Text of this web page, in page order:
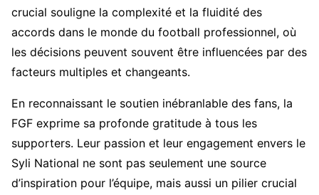
crucial souligne la complexité et la fluidité des
accords dans le monde du football professionnel, où
les décisions peuvent souvent être influencées par des
facteurs multiples et changeants.
En reconnaissant le soutien inébranlable des fans, la
FGF exprime sa profonde gratitude à tous les
supporters. Leur passion et leur engagement envers le
Syli National ne sont pas seulement une source
d’inspiration pour l’équipe, mais aussi un pilier crucial